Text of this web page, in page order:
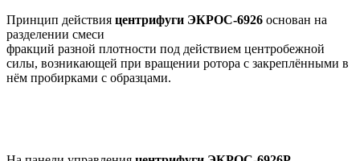
Принцип действия центрифуги ЭКРОС-6926 основан на
разделении смеси
фракций разной плотности под действием центробежной
силы, возникающей при вращении ротора с закреплёнными в
нём пробирками с образцами.